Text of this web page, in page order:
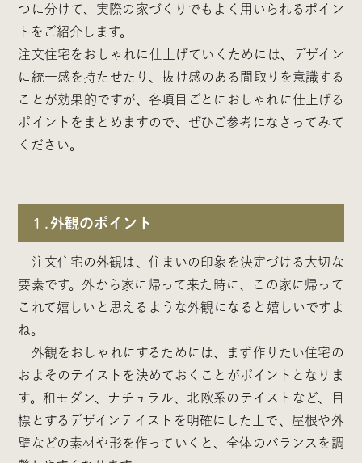
つに分けて、実際の家づくりでもよく用いられるポイン
トをご紹介します。
注文住宅をおしゃれに仕上げていくためには、デザイン
に統一感を持たせたり、抜け感のある間取りを意識する
ことが効果的ですが、各項目ごとにおしゃれに仕上げる
ポイントをまとめますので、ぜひご参考になさってみて
ください。
１. 外観のポイント
注文住宅の外観は、住まいの印象を決定づける大切な
要素です。外から家に帰って来た時に、この家に帰って
これて嬉しいと思えるような外観になると嬉しいですよ
ね。
外観をおしゃれにするためには、まず作りたい住宅の
およそのテイストを決めておくことがポイントとなりま
す。和モダン、ナチュラル、北欧系のテイストなど、目
標とするデザインテイストを明確にした上で、屋根や外
壁などの素材や形を作っていくと、全体のバランスを調